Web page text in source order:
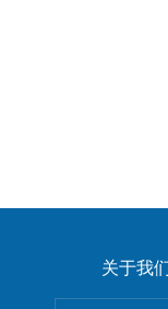
关于我